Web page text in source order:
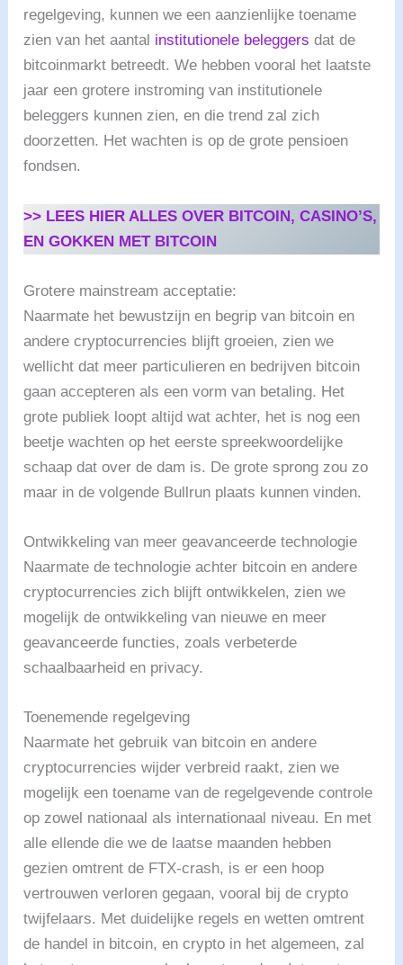
regelgeving, kunnen we een aanzienlijke toename
zien van het aantal institutionele beleggers dat de
bitcoinmarkt betreedt. We hebben vooral het laatste
jaar een grotere instroming van institutionele
beleggers kunnen zien, en die trend zal zich
doorzetten. Het wachten is op de grote pensioen
fondsen.
>> LEES HIER ALLES OVER BITCOIN, CASINO’S,
EN GOKKEN MET BITCOIN
Grotere mainstream acceptatie:
Naarmate het bewustzijn en begrip van bitcoin en
andere cryptocurrencies blijft groeien, zien we
wellicht dat meer particulieren en bedrijven bitcoin
gaan accepteren als een vorm van betaling. Het
grote publiek loopt altijd wat achter, het is nog een
beetje wachten op het eerste spreekwoordelijke
schaap dat over de dam is. De grote sprong zou zo
maar in de volgende Bullrun plaats kunnen vinden.
Ontwikkeling van meer geavanceerde technologie
Naarmate de technologie achter bitcoin en andere
cryptocurrencies zich blijft ontwikkelen, zien we
mogelijk de ontwikkeling van nieuwe en meer
geavanceerde functies, zoals verbeterde
schaalbaarheid en privacy.
Toenemende regelgeving
Naarmate het gebruik van bitcoin en andere
cryptocurrencies wijder verbreid raakt, zien we
mogelijk een toename van de regelgevende controle
op zowel nationaal als internationaal niveau. En met
alle ellende die we de laatse maanden hebben
gezien omtrent de FTX-crash, is er een hoop
vertrouwen verloren gegaan, vooral bij de crypto
twijfelaars. Met duidelijke regels en wetten omtrent
de handel in bitcoin, en crypto in het algemeen, zal